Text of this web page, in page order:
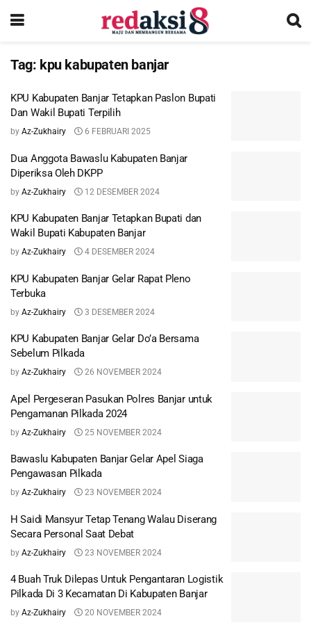
Tag: kpu kabupaten banjar
KPU Kabupaten Banjar Tetapkan Paslon Bupati
Dan Wakil Bupati Terpilih
by Az-Zukhairy 6 FEBRUARI 2025
Dua Anggota Bawaslu Kabupaten Banjar
Diperiksa Oleh DKPP
by Az-Zukhairy 12 DESEMBER 2024
KPU Kabupaten Banjar Tetapkan Bupati dan
Wakil Bupati Kabupaten Banjar
by Az-Zukhairy 4 DESEMBER 2024
KPU Kabupaten Banjar Gelar Rapat Pleno
Terbuka
by Az-Zukhairy 3 DESEMBER 2024
KPU Kabupaten Banjar Gelar Do’a Bersama
Sebelum Pilkada
by Az-Zukhairy 26 NOVEMBER 2024
Apel Pergeseran Pasukan Polres Banjar untuk
Pengamanan Pilkada 2024
by Az-Zukhairy 25 NOVEMBER 2024
Bawaslu Kabupaten Banjar Gelar Apel Siaga
Pengawasan Pilkada
by Az-Zukhairy 23 NOVEMBER 2024
H Saidi Mansyur Tetap Tenang Walau Diserang
Secara Personal Saat Debat
by Az-Zukhairy 23 NOVEMBER 2024
4 Buah Truk Dilepas Untuk Pengantaran Logistik
Pilkada Di 3 Kecamatan Di Kabupaten Banjar
by Az-Zukhairy 20 NOVEMBER 2024